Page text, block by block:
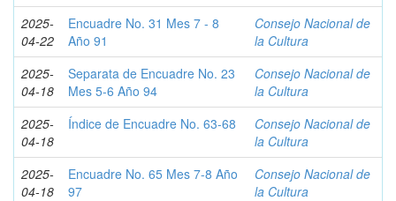
2025-
04-22
Encuadre No. 31 Mes 7 - 8
Año 91
Consejo Nacional de
la Cultura
2025-
04-18
Separata de Encuadre No. 23
Mes 5-6 Año 94
Consejo Nacional de
la Cultura
2025-
04-18
Índice de Encuadre No. 63-68
Consejo Nacional de
la Cultura
2025-
04-18
Encuadre No. 65 Mes 7-8 Año
97
Consejo Nacional de
la Cultura